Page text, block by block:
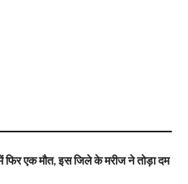
फिर एक मौत, इस जिले के मरीज ने तोड़ा दम